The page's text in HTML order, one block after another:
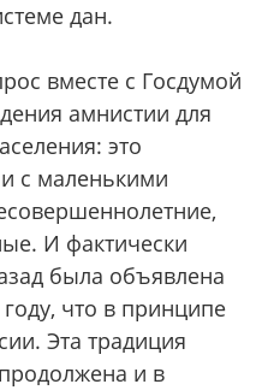
дан.
вместе с Госдумой
амнистии для
это
с маленькими
И фактически
была объявлена
что в принципе
Эта традиция
и в